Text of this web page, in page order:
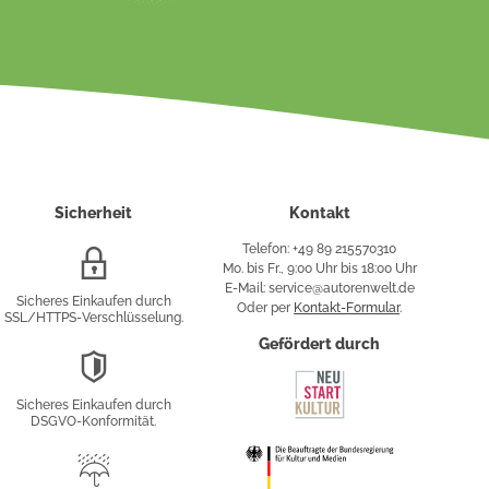
Sicherheit
Verschlüsselung
Sicheres Einkaufen durch
SSL/HTTPS-Verschlüsselung.
Sicheres Einkaufen durch
DSGVO-Konformität.
Kontakt
Telefon: +49 89 215570310
Mo. bis Fr., 9:00 Uhr bis 18:00 Uhr
E-Mail: service@autorenwelt.de
Oder per Kontakt-Formular.
Gefördert durch